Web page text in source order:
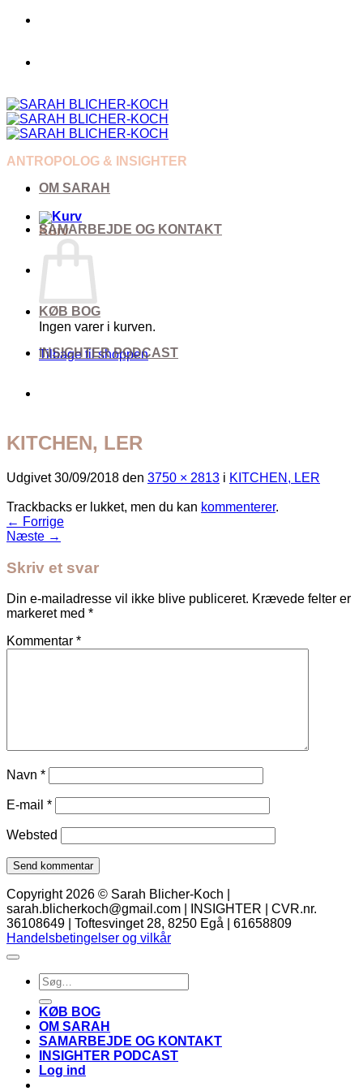
Fortsæt
ANTROPOLOG & INSIGHTER
Kurv
Ingen varer i kurven.
Tilbage til shoppen
OM SARAH
SAMARBEJDE OG KONTAKT
KØB BOG
INSIGHTER PODCAST
KITCHEN, LER
Udgivet30/09/2018 den 3750 × 2813 i KITCHEN, LER
Trackbacks er lukket, men du kan kommenterer.
← Forrige
Næste →
Skriv et svar
Din e-mailadresse vil ikke blive publiceret. Krævede felter er
markeret med *
Kommentar *
Navn *
E-mail *
Websted
Copyright 2026 © Sarah Blicher-Koch |
sarah.blicherkoch@gmail.com | INSIGHTER | CVR.nr.
36108649 | Toftesvinget 28, 8250 Egå | 61658809
Handelsbetingelser og vilkår
Søg
efter:
KØB BOG
OM SARAH
SAMARBEJDE OG KONTAKT
INSIGHTER PODCAST
Log ind